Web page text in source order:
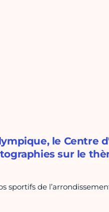
le Centre
sur le
sportifs de